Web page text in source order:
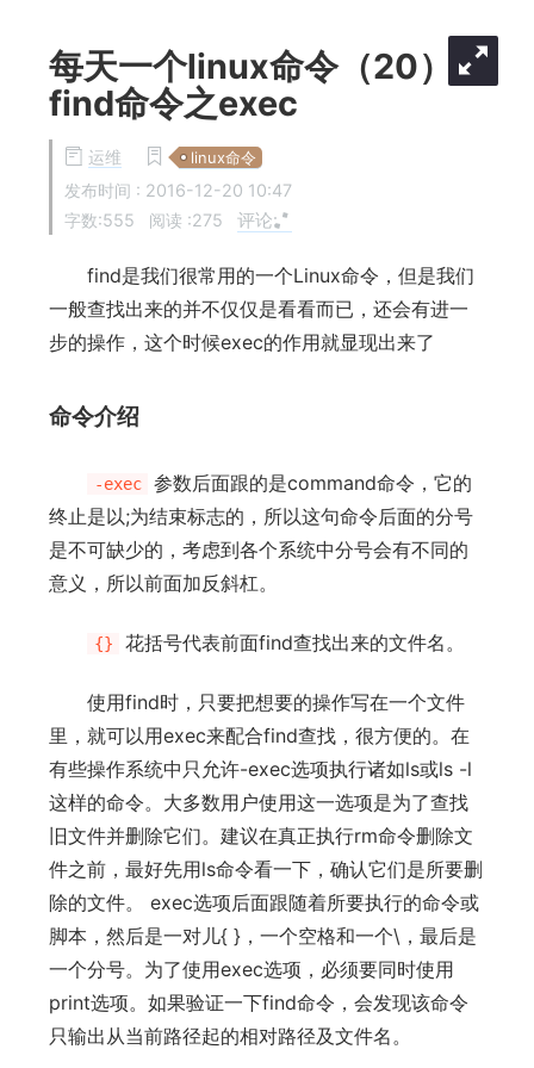
每天一个linux命令（20）:
find命令之exec
运维 linux命令
发布时间 : 2016-12-20 10:47
字数:555
阅读 :275 评论:
find是我们很常用的一个Linux命令，但是我们
一般查找出来的并不仅仅是看看而已，还会有进一
步的操作，这个时候exec的作用就显现出来了
命令介绍
-exec
参数后面跟的是command命令，它的
终止是以;为结束标志的，所以这句命令后面的分号
是不可缺少的，考虑到各个系统中分号会有不同的
意义，所以前面加反斜杠。
{} 花括号代表前面find查找出来的文件名。
使用find时，只要把想要的操作写在一个文件
里，就可以用exec来配合find查找，很方便的。在
有些操作系统中只允许-exec选项执行诸如ls或ls -l
这样的命令。大多数用户使用这一选项是为了查找
旧文件并删除它们。建议在真正执行rm命令删除文
件之前，最好先用ls命令看一下，确认它们是所要删
除的文件。 exec选项后面跟随着所要执行的命令或
脚本，然后是一对儿{ }，一个空格和一个\，最后是
一个分号。为了使用exec选项，必须要同时使用
print选项。如果验证一下find命令，会发现该命令
只输出从当前路径起的相对路径及文件名。